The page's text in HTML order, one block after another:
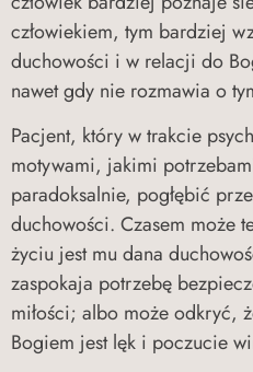
człowiekiem, tym bardziej
duchowości i w relacji do
nawet gdy nie rozmawia o
Pacjent, który w trakcie
motywami, jakimi
paradoksalnie, pogłębić
duchowości. Czasem może
życiu jest mu dana
zaspokaja potrzebę
miłości; albo może odkryć,
Bogiem jest lęk i poczucie